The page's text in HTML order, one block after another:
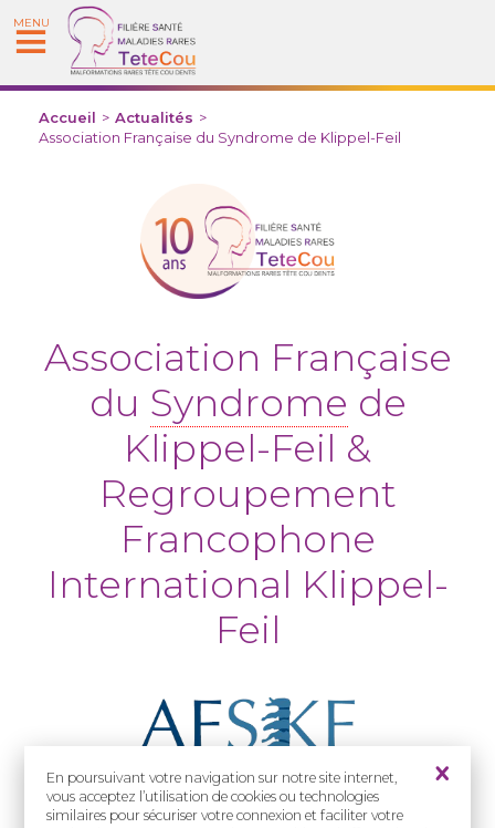
En poursuivant votre navigation sur notre site internet,
vous acceptez l’utilisation de cookies ou technologies
similaires pour sécuriser votre connexion et faciliter votre
MENU
Accueil > Actualités >
Association Française du Syndrome de Klippel-Feil
Association Française
du Syndrome de
Klippel-Feil &
Regroupement
Francophone
International Klippel-
Feil
Lesyndromede Klippel-Feil